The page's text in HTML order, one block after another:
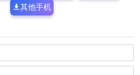
其他手机